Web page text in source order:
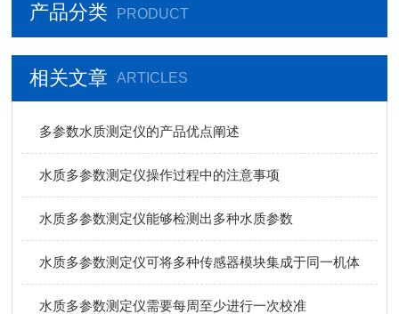
产品分类 PRODUCT
相关文章 ARTICLES
多参数水质测定仪的产品优点阐述
水质多参数测定仪操作过程中的注意事项
水质多参数测定仪能够检测出多种水质参数
水质多参数测定仪可将多种传感器模块集成于同一机体
水质多参数测定仪需要每周至少进行一次校准